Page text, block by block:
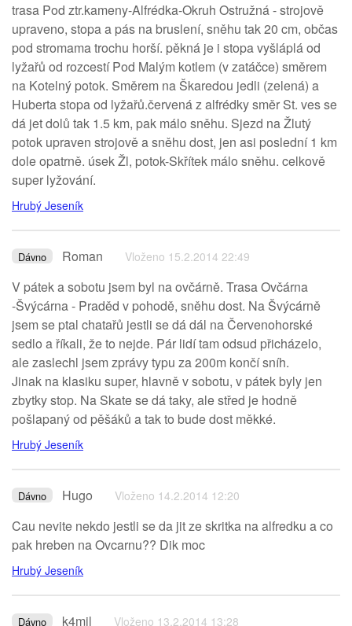
trasa Pod ztr.kameny-Alfrédka-Okruh Ostružná - strojově
upraveno, stopa a pás na bruslení, sněhu tak 20 cm, občas
pod stromama trochu horší. pěkná je i stopa vyšláplá od
lyžařů od rozcestí Pod Malým kotlem (v zatáčce) směrem
na Kotelný potok. Směrem na Škaredou jedli (zelená) a
Huberta stopa od lyžařů.červená z alfrédky směr St. ves se
dá jet dolů tak 1.5 km, pak málo sněhu. Sjezd na Žlutý
potok upraven strojově a sněhu dost, jen asi poslední 1 km
dole opatrně. úsek Žl, potok-Skřítek málo sněhu. celkově
super lyžování.
Hrubý Jeseník
Dávno Roman Vloženo 15.2.2014 22:49
V pátek a sobotu jsem byl na ovčárně. Trasa Ovčárna
-Švýcárna - Praděd v pohodě, sněhu dost. Na Švýcárně
jsem se ptal chatařů jestli se dá dál na Červenohorské
sedlo a říkali, že to nejde. Pár lidí tam odsud přicházelo,
ale zaslechl jsem zprávy typu za 200m končí sníh.
Jinak na klasiku super, hlavně v sobotu, v pátek byly jen
zbytky stop. Na Skate se dá taky, ale střed je hodně
pošlapaný od pěšáků a tak to bude dost měkké.
Hrubý Jeseník
Dávno Hugo Vloženo 14.2.2014 12:20
Cau nevite nekdo jestli se da jit ze skritka na alfredku a co
pak hreben na Ovcarnu?? Dik moc
Hrubý Jeseník
Dávno k4mil Vloženo 13.2.2014 13:28